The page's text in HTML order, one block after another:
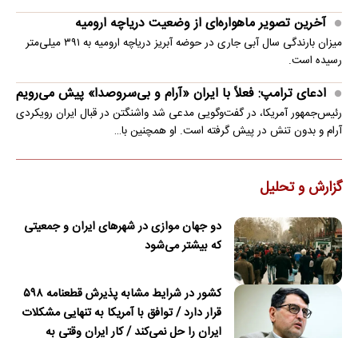
آخرین تصویر ماهواره‌ای از وضعیت دریاچه ارومیه
میزان بارندگی سال آبی جاری در حوضه آبریز دریاچه ارومیه به ۳۹۱ میلی‌متر
رسیده است.
ادعای ترامپ: فعلاً با ایران «آرام و بی‌سروصدا» پیش می‌رویم
رئیس‌جمهور آمریکا، در گفت‌وگویی مدعی شد واشنگتن در قبال ایران رویکردی
آرام و بدون تنش در پیش گرفته است. او همچنین با…
گزارش و تحلیل
دو جهان موازی در شهرهای ایران و جمعیتی
که بیشتر می‌شود
کشور در شرایط مشابه پذیرش قطعنامه ۵۹۸
قرار دارد / توافق با آمریکا به تنهایی مشکلات
ایران را حل نمی‌کند / کار ایران وقتی به